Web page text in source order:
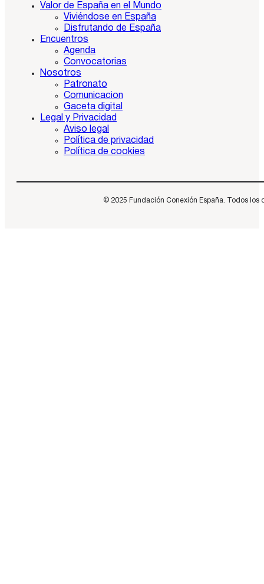
Valor de España en el Mundo
Viviéndose en España
Disfrutando de España
Encuentros
Agenda
Convocatorias
Nosotros
Patronato
Comunicacion
Gaceta digital
Legal y Privacidad
Aviso legal
Política de privacidad
Política de cookies
© 2025 Fundación Conexión España. Todos los